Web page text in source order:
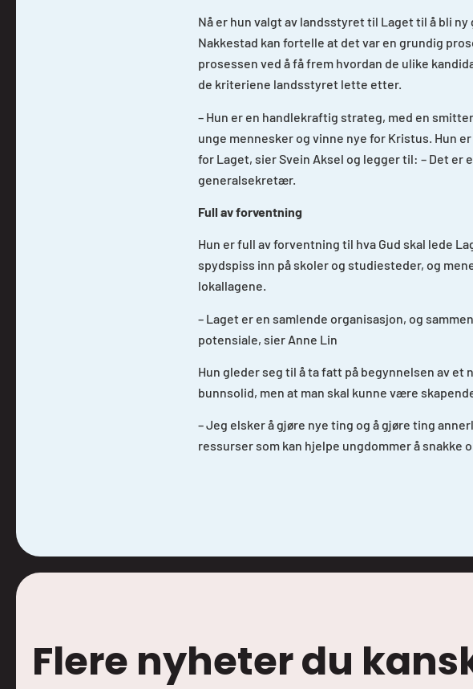
Nå er hun valgt av landsstyret til Laget til å bli
Nakkestad kan fortelle at det var en grundig
prosessen ved å få frem hvordan de ulike
de kriteriene landsstyret lette etter.
– Hun er en handlekraftig strateg, med en
unge mennesker og vinne nye for Kristus. Hun
for Laget, sier Svein Aksel og legger til: – Det
generalsekretær.
Full av forventning
Hun er full av forventning til hva Gud skal lede
spydspiss inn på skoler og studiesteder, og
lokallagene.
– Laget er en samlende organisasjon, og
potensiale, sier Anne Lin
Hun gleder seg til å ta fatt på begynnelsen av
bunnsolid, men at man skal kunne være
– Jeg elsker å gjøre nye ting og å gjøre ting
ressurser som kan hjelpe ungdommer å snakke
Flere nyheter du